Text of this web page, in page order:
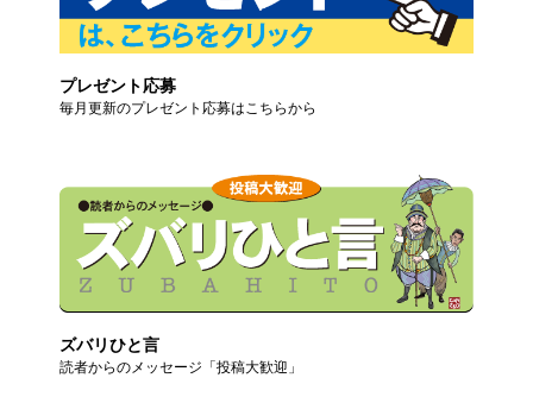
プレゼント応募
毎月更新のプレゼント応募はこちらから
ズバリひと言
読者からのメッセージ「投稿大歓迎」